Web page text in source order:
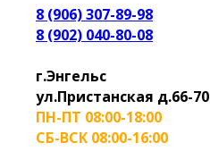
8 (906) 307-89-98
8 (902) 040-80-08
г.Энгельс
ул.Пристанская д.66-70
ПН-ПТ 08:00-18:00
СБ-ВСК 08:00-16:00